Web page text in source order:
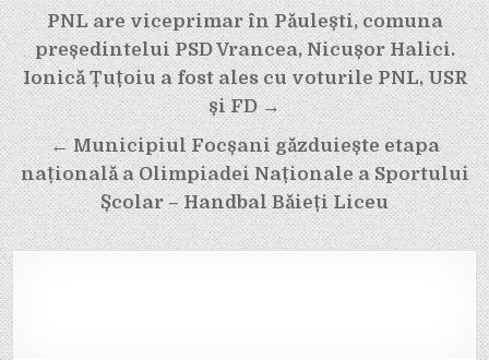
Navigare
în
articole
PNL are viceprimar în Păulești, comuna
președintelui PSD Vrancea, Nicușor Halici.
Ionică Țuțoiu a fost ales cu voturile PNL, USR
și FD →
← Municipiul Focșani găzduiește etapa
națională a Olimpiadei Naționale a Sportului
Școlar – Handbal Băieți Liceu